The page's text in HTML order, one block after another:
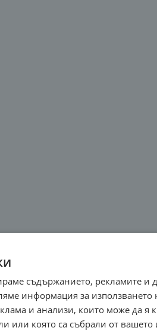
съдържанието, рекламите и
информация за използването
и анализи, които може да я
или която са събрали от вашето